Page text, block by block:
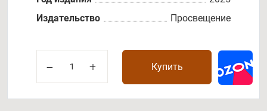
Издательство
Просвещение
Купить